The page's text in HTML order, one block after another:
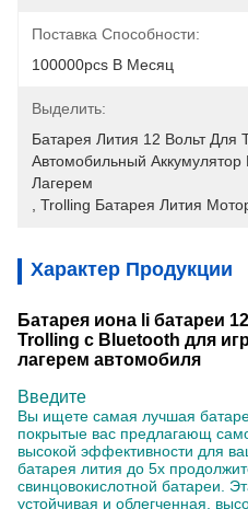
Поставка Способности:
100000pcs В Месяц
Выделить:
Батарея Лития 12 Вольт Для
Автомобильный Аккумулятор
Лагерем
Trolling Батарея Лития
Характер Продукции
Батарея иона li батареи
Trolling с Bluetooth для
лагерем автомобиля
Введите
Вы ищете самая лучшая
покрытые вас предлагающ
высокой эффективности для
батарея лития до 5x
свинцовокислотной батареи.
устойчивая и облегченная,